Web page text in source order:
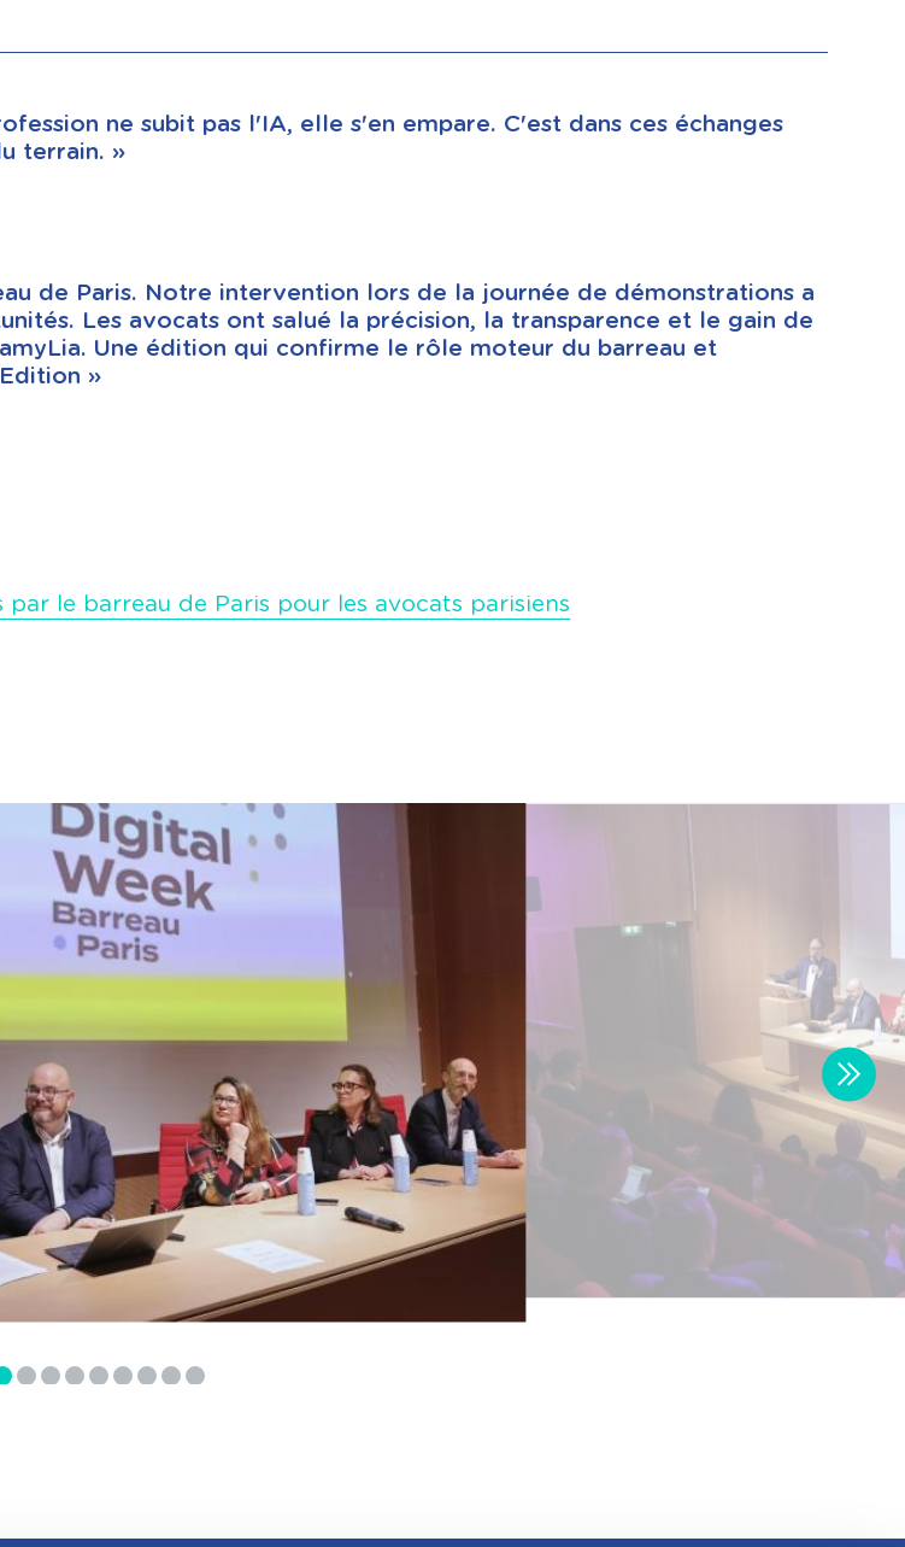
ne subit pas l'IA, elle s'en empare. C'est dans ces échanges
terrain. »
de Paris. Notre intervention lors de la journée de démonstrations a
Les avocats ont salué la précision, la transparence et le gain de
Une édition qui confirme le rôle moteur du barreau et
»
le barreau de Paris pour les avocats parisiens